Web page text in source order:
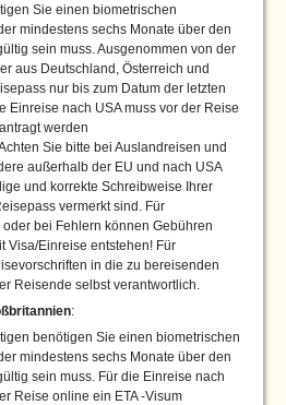
Sie einen biometrischen
mindestens sechs Monate über den
sein muss. Ausgenommen von der
aus Deutschland, Österreich und
nur bis zum Datum der letzten
Einreise nach USA muss vor der Reise
werden
Sie bitte bei Auslandreisen und
außerhalb der EU und nach USA
und korrekte Schreibweise Ihrer
vermerkt sind. Für
bei Fehlern können Gebühren
Visa/Einreise entstehen! Für
in die zu bereisenden
Reisende selbst verantwortlich.
:
benötigen Sie einen biometrischen
mindestens sechs Monate über den
sein muss. Für die Einreise nach
Reise online ein ETA -Visum